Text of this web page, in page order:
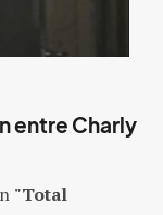
entre Charly
"Total